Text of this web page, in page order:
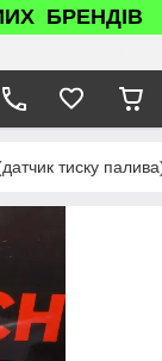
БРЕНДІВ
тиску